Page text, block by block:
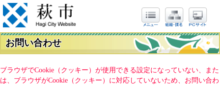
お問い合わせ
ブラウザでCookie（クッキー）が使用できる設定になっていない、また
は、ブラウザがCookie（クッキー）に対応していないため、お問い合わ